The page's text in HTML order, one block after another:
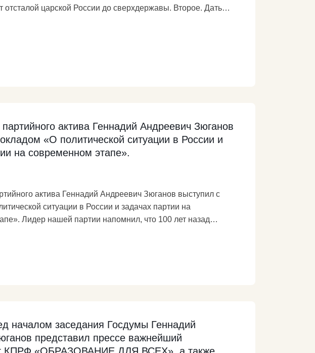
царской России до сверхдержавы. Второе. Дать
актива Геннадий Андреевич Зюганов
«О политической ситуации в России и
на современном этапе».
актива Геннадий Андреевич Зюганов выступил с
ситуации в России и задачах партии на
100 лет назад
Главное – успеть, не перейти грань, за которой уже не
только распад и гибель. https://kprf.ru/party-
началом заседания Госдумы Геннадий
представил прессе важнейший